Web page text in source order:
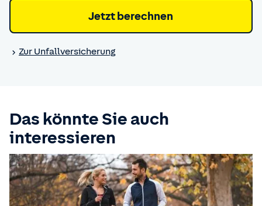
Jetzt berechnen
Zur Unfall­versicherung
Das könnte Sie auch
interessieren